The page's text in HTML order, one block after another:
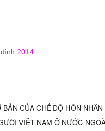
2014
BẢN CỦA CHẾ ĐỘ HÔN
VIỆT NAM Ở NƯỚC